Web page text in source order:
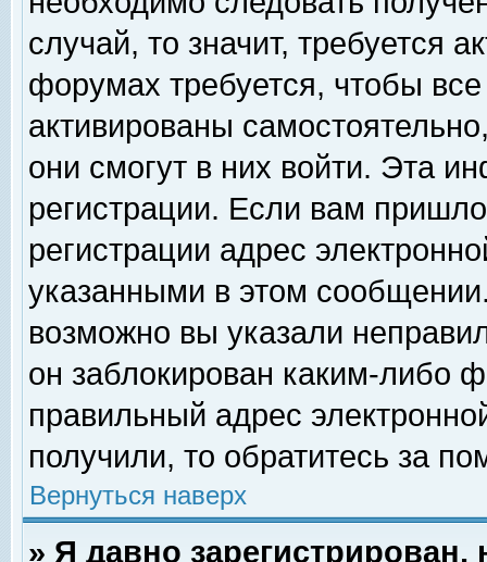
случай, то значит, требуется
форумах требуется, чтобы
активированы
они смогут в них войти. Эта
регистрации. Если вам
регистрации адрес
указанными в этом
возможно вы указали
он заблокирован каким-либо
правильный адрес
получили, то обратитесь за
Вернуться наверх
» Я давно